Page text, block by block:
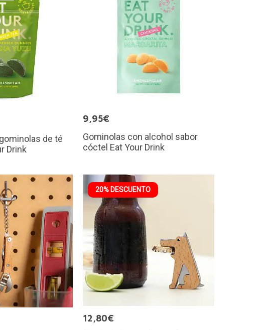
de té
Drink
9,95€
Gominolas con alcohol sabor
cóctel Eat Your Drink
20% DESCUENTO
12,80€